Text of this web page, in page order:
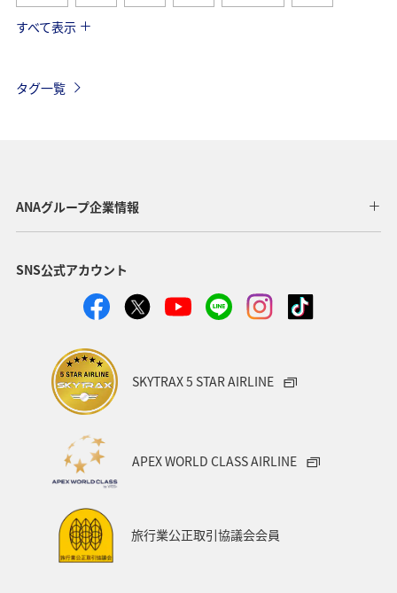
北海道
東京都 九州地方 神奈川県 栃木県
家族旅行 ロウニンアジ（GT）
四国地方 歴史・文化・芸術 西表島
群馬県 鹿児島県
アメリカ アメリカ・カナダ・中南米
中国地方
石垣 沖縄県
富山県 宮崎県
メジナ イギリス
すべて表示
タグ一覧
ANAグループ企業情報
SNS公式アカウント
SKYTRAX 5 STAR AIRLINE
APEX WORLD CLASS AIRLINE
旅行業公正取引協議会会員